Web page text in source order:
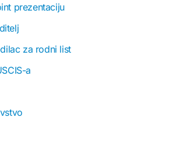
prezentaciju
za rodni list
a